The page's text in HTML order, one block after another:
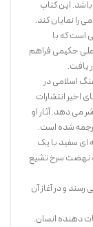
باشد. این کتاب
را نمایان کند.
است که با
حکیمی فراهم
یافت.
اسلامی در
اخیر انتشارات
می دهد. آثار او
شده است.
ای سفید با یک
نهضت سرخ تشیع
و در آغاز آن
دهنده انسان.